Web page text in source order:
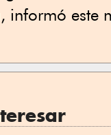
informó este